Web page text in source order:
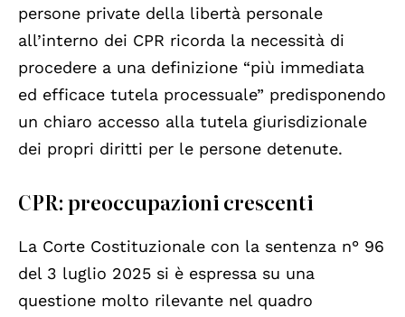
persone private della libertà personale
all’interno dei CPR ricorda la necessità di
procedere a una definizione “più immediata
ed efficace tutela processuale” predisponendo
un chiaro accesso alla tutela giurisdizionale
dei propri diritti per le persone detenute.
CPR: preoccupazioni crescenti
La Corte Costituzionale con la sentenza n° 96
del 3 luglio 2025 si è espressa su una
questione molto rilevante nel quadro